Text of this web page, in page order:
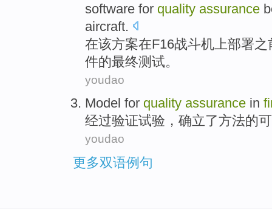
software for quality assurance
aircraft.
在该方案在F16战斗机 上部署之
件的最终测试。
youdao
Model for quality assurance in
经过验证试验 ， 确立了方法的
youdao
更多双语例句